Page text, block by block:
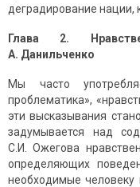
деградирование нации,
Глава 2.
А. Данильченко
Мы часто
проблематика»,
эти высказывания
задумывается над
С.И. Ожегова
определяющих
необходимые